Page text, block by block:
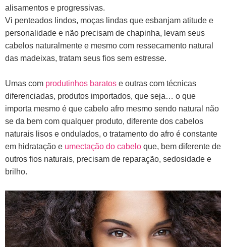
alisamentos e progressivas.
Vi penteados lindos, moças lindas que esbanjam atitude e
personalidade e não precisam de chapinha, levam seus
cabelos naturalmente e mesmo com ressecamento natural
das madeixas, tratam seus fios sem estresse.
Umas com produtinhos baratos e outras com técnicas
diferenciadas, produtos importados, que seja… o que
importa mesmo é que cabelo afro mesmo sendo natural não
se da bem com qualquer produto, diferente dos cabelos
naturais lisos e ondulados, o tratamento do afro é constante
em hidratação e umectação do cabelo que, bem diferente de
outros fios naturais, precisam de reparação, sedosidade e
brilho.